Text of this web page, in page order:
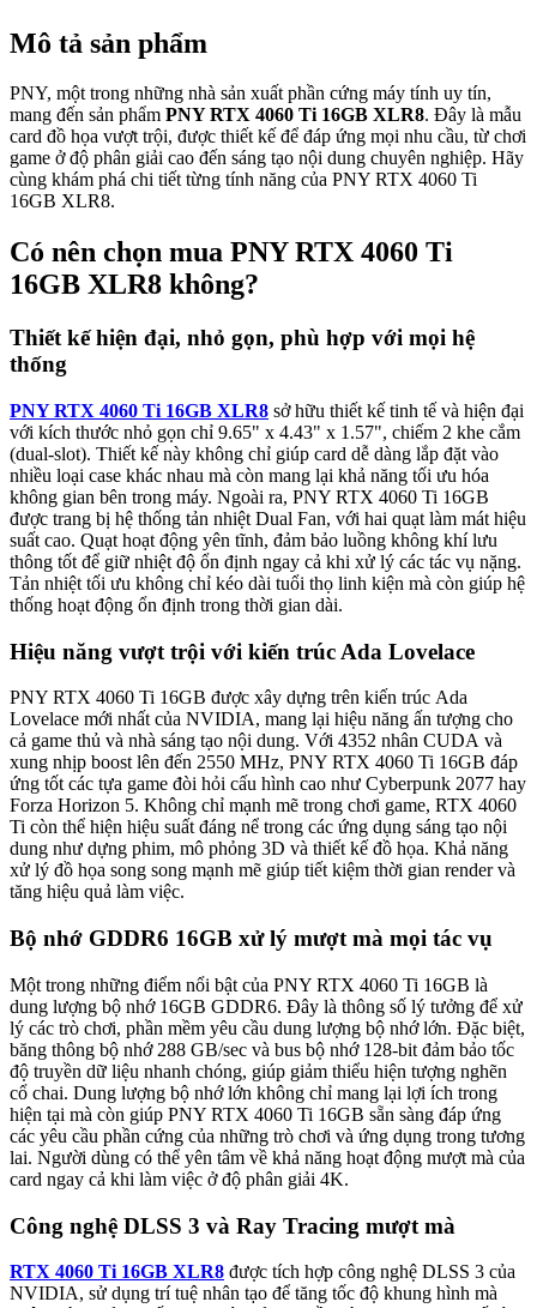
Mô tả sản phẩm
PNY, một trong những nhà sản xuất phần cứng máy tính uy tín,
mang đến sản phẩm PNY RTX 4060 Ti 16GB XLR8. Đây là mẫu
card đồ họa vượt trội, được thiết kế để đáp ứng mọi nhu cầu, từ chơi
game ở độ phân giải cao đến sáng tạo nội dung chuyên nghiệp. Hãy
cùng khám phá chi tiết từng tính năng của PNY RTX 4060 Ti
16GB XLR8.
Có nên chọn mua PNY RTX 4060 Ti
16GB XLR8 không?
Thiết kế hiện đại, nhỏ gọn, phù hợp với mọi hệ
thống
PNY RTX 4060 Ti 16GB XLR8 sở hữu thiết kế tinh tế và hiện đại
với kích thước nhỏ gọn chỉ 9.65" x 4.43" x 1.57", chiếm 2 khe cắm
(dual-slot). Thiết kế này không chỉ giúp card dễ dàng lắp đặt vào
nhiều loại case khác nhau mà còn mang lại khả năng tối ưu hóa
không gian bên trong máy. Ngoài ra, PNY RTX 4060 Ti 16GB
được trang bị hệ thống tản nhiệt Dual Fan, với hai quạt làm mát hiệu
suất cao. Quạt hoạt động yên tĩnh, đảm bảo luồng không khí lưu
thông tốt để giữ nhiệt độ ổn định ngay cả khi xử lý các tác vụ nặng.
Tản nhiệt tối ưu không chỉ kéo dài tuổi thọ linh kiện mà còn giúp hệ
thống hoạt động ổn định trong thời gian dài.
Hiệu năng vượt trội với kiến trúc Ada Lovelace
PNY RTX 4060 Ti 16GB được xây dựng trên kiến trúc Ada
Lovelace mới nhất của NVIDIA, mang lại hiệu năng ấn tượng cho
cả game thủ và nhà sáng tạo nội dung. Với 4352 nhân CUDA và
xung nhịp boost lên đến 2550 MHz, PNY RTX 4060 Ti 16GB đáp
ứng tốt các tựa game đòi hỏi cấu hình cao như Cyberpunk 2077 hay
Forza Horizon 5. Không chỉ mạnh mẽ trong chơi game, RTX 4060
Ti còn thể hiện hiệu suất đáng nể trong các ứng dụng sáng tạo nội
dung như dựng phim, mô phỏng 3D và thiết kế đồ họa. Khả năng
xử lý đồ họa song song mạnh mẽ giúp tiết kiệm thời gian render và
tăng hiệu quả làm việc.
Bộ nhớ GDDR6 16GB xử lý mượt mà mọi tác vụ
Một trong những điểm nổi bật của PNY RTX 4060 Ti 16GB là
dung lượng bộ nhớ 16GB GDDR6. Đây là thông số lý tưởng để xử
lý các trò chơi, phần mềm yêu cầu dung lượng bộ nhớ lớn. Đặc biệt,
băng thông bộ nhớ 288 GB/sec và bus bộ nhớ 128-bit đảm bảo tốc
độ truyền dữ liệu nhanh chóng, giúp giảm thiểu hiện tượng nghẽn
cổ chai. Dung lượng bộ nhớ lớn không chỉ mang lại lợi ích trong
hiện tại mà còn giúp PNY RTX 4060 Ti 16GB sẵn sàng đáp ứng
các yêu cầu phần cứng của những trò chơi và ứng dụng trong tương
lai. Người dùng có thể yên tâm về khả năng hoạt động mượt mà của
card ngay cả khi làm việc ở độ phân giải 4K.
Công nghệ DLSS 3 và Ray Tracing mượt mà
RTX 4060 Ti 16GB XLR8 được tích hợp công nghệ DLSS 3 của
NVIDIA, sử dụng trí tuệ nhân tạo để tăng tốc độ khung hình mà